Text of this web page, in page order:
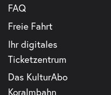
FAQ
Freie Fahrt
Ihr digitales
Ticketzentrum
Das KulturAbo
Koralmbahn